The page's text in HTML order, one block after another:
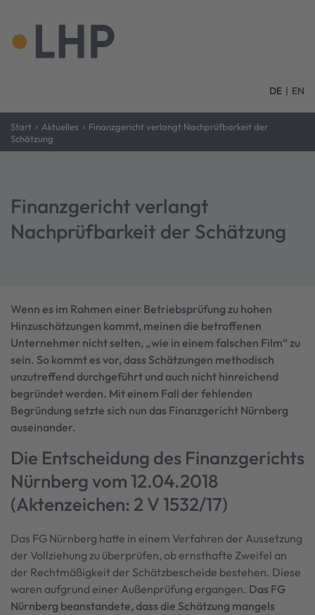
DE | EN
Start › Aktuelles › Finanzgericht verlangt Nachprüfbarkeit der
Schätzung
Finanzgericht verlangt
Nachprüfbarkeit der Schätzung
Wenn es im Rahmen einer Betriebsprüfung zu hohen
Hinzuschätzungen kommt, meinen die betroffenen
Unternehmer nicht selten, „wie in einem falschen Film“ zu
sein. So kommt es vor, dass Schätzungen methodisch
unzutreffend durchgeführt und auch nicht hinreichend
begründet werden. Mit einem Fall der fehlenden
Begründung setzte sich nun das Finanzgericht Nürnberg
auseinander.
Die Entscheidung des Finanzgerichts
Nürnberg vom 12.04.2018
(Aktenzeichen: 2 V 1532/17)
Das FG Nürnberg hatte in einem Verfahren der Aussetzung
der Vollziehung zu überprüfen, ob ernsthafte Zweifel an
der Rechtmäßigkeit der Schätzbescheide bestehen. Diese
waren aufgrund einer Außenprüfung ergangen. Das FG
Nürnberg beanstandete, dass die Schätzung mangels